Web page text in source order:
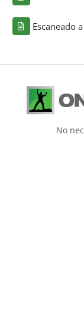
Escaneado
No